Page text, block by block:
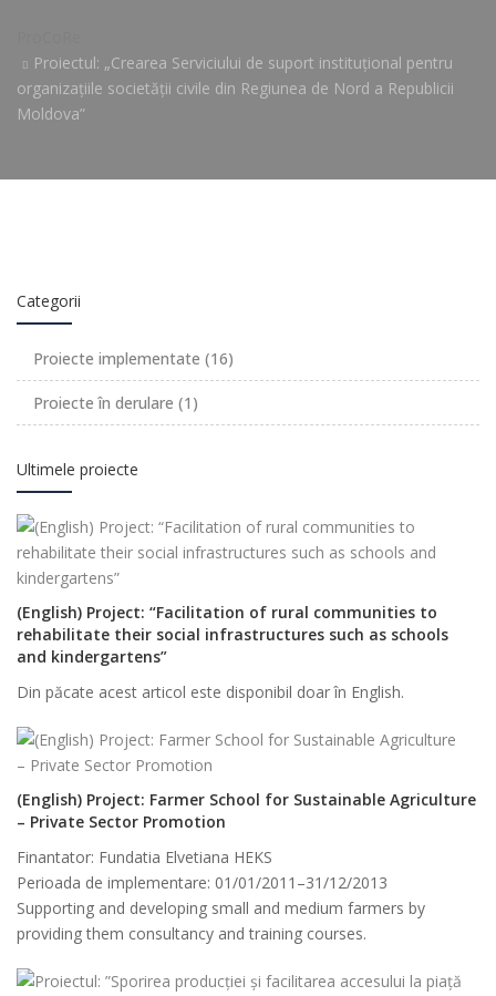
Proiectul: „Crearea Serviciului de suport instituțional pentru
organizațiile societății civile din Regiunea de Nord a Republicii
Moldova”
Categorii
Proiecte implementate (16)
Proiecte în derulare (1)
Ultimele proiecte
(English) Project: “Facilitation of rural communities to
rehabilitate their social infrastructures such as schools
and kindergartens”
Din păcate acest articol este disponibil doar în English.
(English) Project: Farmer School for Sustainable Agriculture
– Private Sector Promotion
Finantator: Fundatia Elvetiana HEKS
Perioada de implementare: 01/01/2011–31/12/2013
Supporting and developing small and medium farmers by
providing them consultancy and training courses.